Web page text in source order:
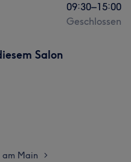
09:30–15:00
Geschlossen
Salon
am Main >